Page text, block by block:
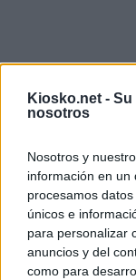
Kiosko.net - Su
nosotros
Nosotros y
información en un
procesamos
únicos e
para personalizar
anuncios y del
como para
© Kiosko.net